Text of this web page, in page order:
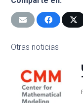
Otras noticias